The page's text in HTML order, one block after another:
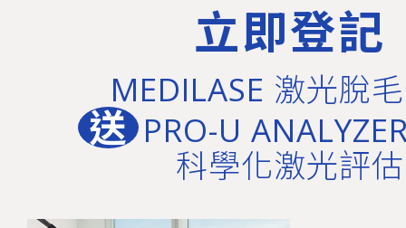
立即登記
MEDILASE 激光脫
送 PRO-U
科學化激光評估